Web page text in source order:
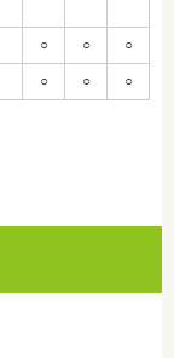
○ ○ ○
○ ○ ○